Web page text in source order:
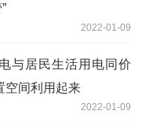
2022-01-09
与居民生活用电同价
空间利用起来
2022-01-09